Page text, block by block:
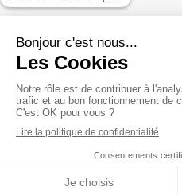
Appeler